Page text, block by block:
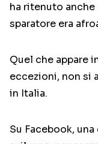
ha ritenuto
sparatore era
Quel che appare
eccezioni, non si
in Italia.
Su Facebook,